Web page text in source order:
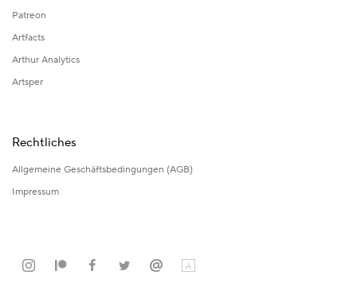
Patreon
Artfacts
Arthur Analytics
Artsper
Rechtliches
Allgemeine Geschäftsbedingungen (AGB)
Impressum